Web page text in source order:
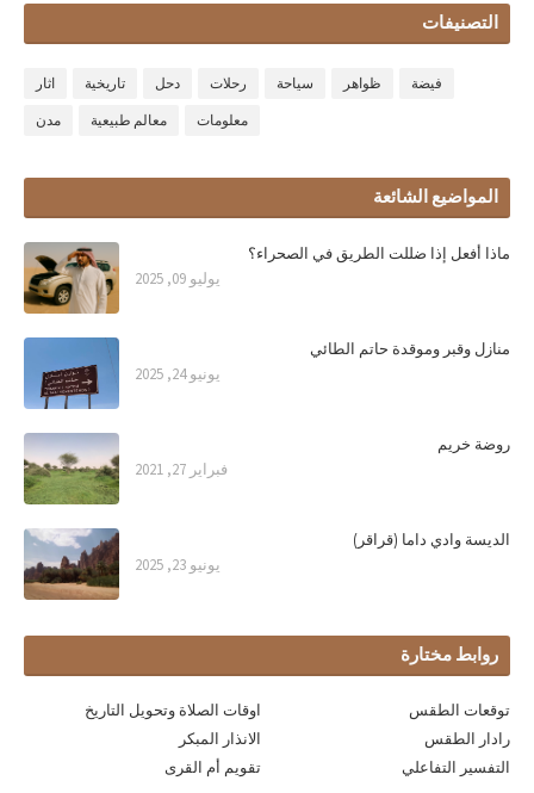
التصنيفات
اثار تاريخية دحل رحلات سياحة ظواهر فيضة
مدن معالم طبيعية معلومات
المواضيع الشائعة
ماذا أفعل إذا ضللت الطريق في الصحراء؟
يوليو 09, 2025
منازل وقبر وموقدة حاتم الطائي
يونيو 24, 2025
روضة خريم
فبراير 27, 2021
الديسة وادي داما (قراقر)
يونيو 23, 2025
روابط مختارة
اوقات الصلاة وتحويل التاريخ
توقعات الطقس
الانذار المبكر
رادار الطقس
تقويم أم القرى
التفسير التفاعلي